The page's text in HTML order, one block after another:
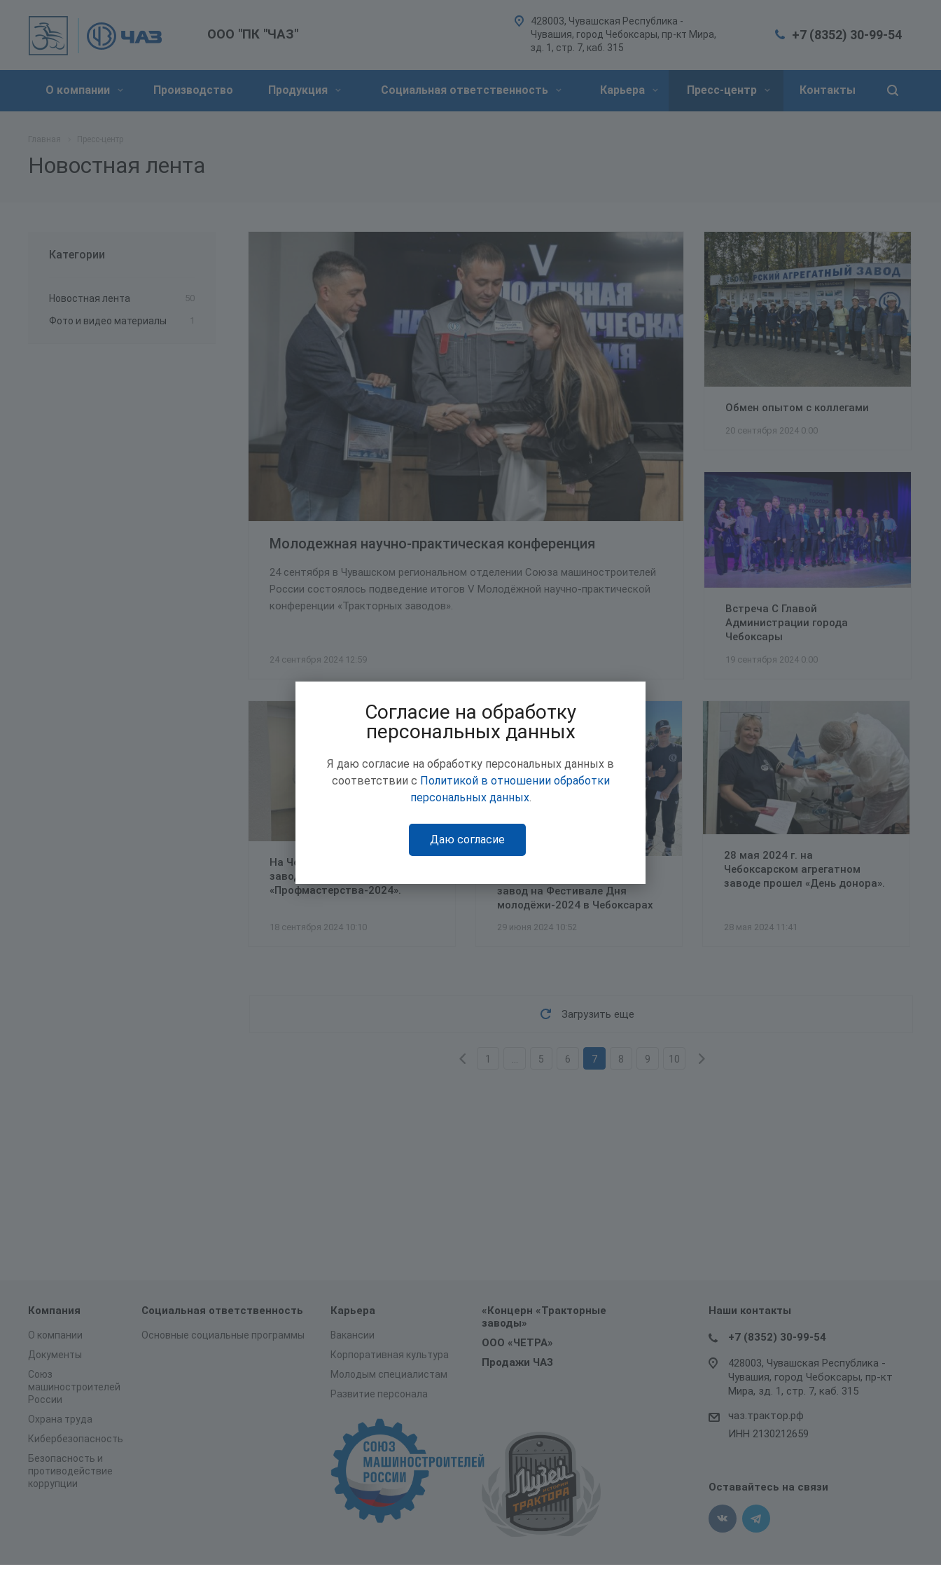
ООО "ПК "ЧАЗ" +7 (8352) 30-99-54
428003, Чувашская Республика -
Чувашия, город Чебоксары, пр-кт Мира,
зд. 1, стр. 7, каб. 315
О компании Производство Продукция Социальная ответственность Карьера Пресс-центр Контакты
Новостная лента
Молодежная научно-практическая конференция
24 сентября в Чувашском региональном отделении Союза машиностроителей
России состоялось подведение итогов V Молодёжной научно-практической
конференции «Тракторных заводов».
24 сентября 2024 12:59
Обмен опытом с коллегами
20 сентября 2024 0:00
Встреча С Главой
Администрации города
Чебоксары
19 сентября 2024 0:00
На Чебоксарском агрегатном
заводе стартовал конкурс
«Профмастерства-2024».
18 сентября 2024 10:10
завод на Фестивале Дня
молодёжи-2024 в Чебоксарах
29 июня 2024 10:52
28 мая 2024 г. на
Чебоксарском агрегатном
заводе прошел «День донора».
28 мая 2024 11:41
Загрузить еще
1 ... 5 6 7 8 9 10
Категории
Новостная лента 50
Фото и видео материалы 1
Компания
О компании
Документы
Союз
машиностроителей
России
Охрана труда
Кибербезопасность
Безопасность и
противодействие
коррупции
Социальная ответственность
Основные социальные программы
Карьера
Вакансии
Корпоративная культура
Молодым специалистам
Развитие персонала
«Концерн «Тракторные
заводы»
ООО «ЧЕТРА»
Продажи ЧАЗ
Наши контакты
+7 (8352) 30-99-54
428003, Чувашская Республика -
Чувашия, город Чебоксары, пр-кт
Мира, зд. 1, стр. 7, каб. 315
чаз.трактор.рф
ИНН 2130212659
Оставайтесь на связи
Согласие на обработку
персональных данных
Я даю согласие на обработку персональных данных в
соответствии с Политикой в отношении обработки
персональных данных.
Даю согласие